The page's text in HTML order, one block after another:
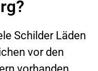
Schilder Läden
vor den